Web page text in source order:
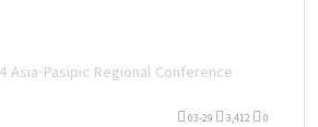
Asia-Pasipic Regional Conference
03-29 3,412 0